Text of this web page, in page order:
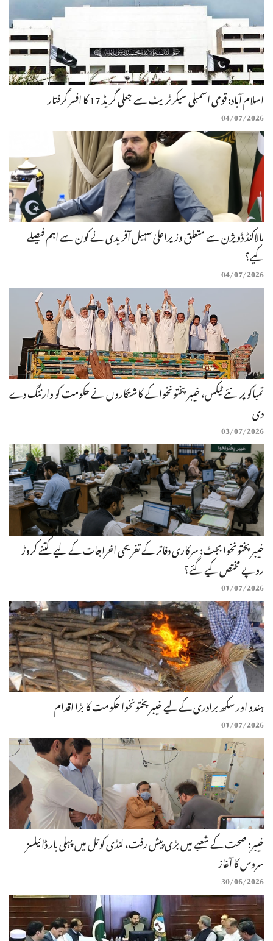
اسلام آباد: قومی اسمبلی سیکرٹریٹ سے جعلی گریڈ 17 کا افسر گرفتار
04/07/2026
مالاکنڈ ڈویژن سے متعلق وزیراعلیٰ سہیل آفریدی نے کون سے اہم فیصلے
کیے؟
04/07/2026
تمباکو پر نئے ٹیکس، خیبرپختونخوا کے کاشتکاروں نے حکومت کو وارننگ دے
دی
03/07/2026
خیبرپختونخوا بجٹ: سرکاری دفاتر کے تفریحی اخراجات کے لیے کتنے کروڑ
روپے مختص کیے گئے؟
01/07/2026
ہندو اور سکھ برادری کے لیے خیبرپختونخوا حکومت کا بڑا اقدام
01/07/2026
خیبر: صحت کے شعبے میں بڑی پیش رفت، لنڈی کوتل میں پہلی بار ڈائیلسز
سروس کا آغاز
30/06/2026